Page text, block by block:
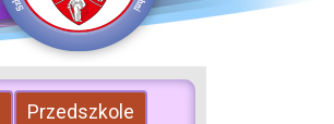
Przedszkole